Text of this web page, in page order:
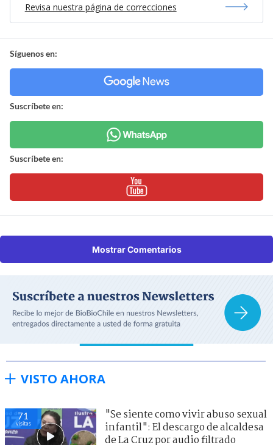
Revisa nuestra página de correcciones
Síguenos en:
Suscríbete en:
Suscríbete en:
Mostrar Comentarios
VISTO AHORA
71
visitas
"Se siente como vivir abuso sexual
infantil": El descargo de alcaldesa
de La Cruz por audio filtrado